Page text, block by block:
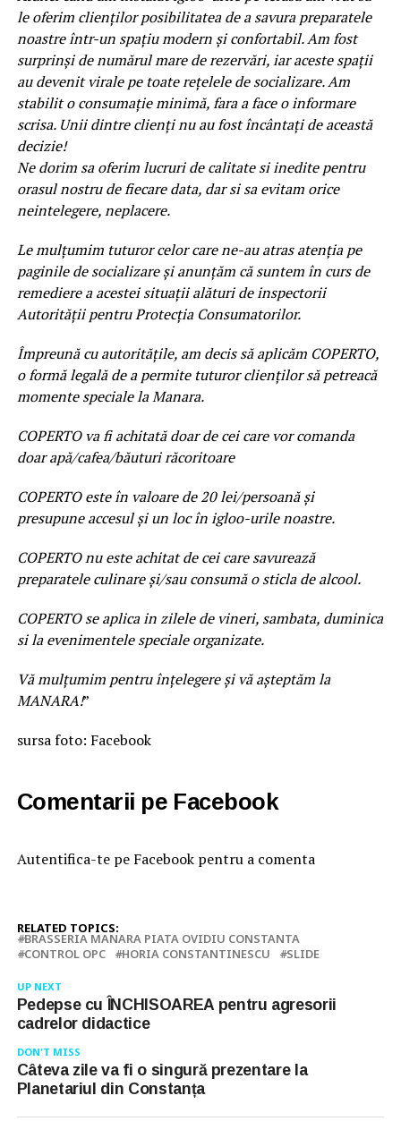
le oferim clienților posibilitatea de a savura preparatele
noastre într-un spațiu modern și confortabil. Am fost
surprinși de numărul mare de rezervări, iar aceste spații
au devenit virale pe toate rețelele de socializare. Am
stabilit o consumație minimă, fara a face o informare
scrisa. Unii dintre clienți nu au fost încântați de această
decizie!
Ne dorim sa oferim lucruri de calitate si inedite pentru
orasul nostru de fiecare data, dar si sa evitam orice
neintelegere, neplacere.
Le mulțumim tuturor celor care ne-au atras atenția pe
paginile de socializare și anunțăm că suntem în curs de
remediere a acestei situații alături de inspectorii
Autorității pentru Protecția Consumatorilor.
Împreună cu autoritățile, am decis să aplicăm COPERTO,
o formă legală de a permite tuturor clienților să petreacă
momente speciale la Manara.
COPERTO va fi achitată doar de cei care vor comanda
doar apă/cafea/băuturi răcoritoare
COPERTO este în valoare de 20 lei/persoană și
presupune accesul și un loc în igloo-urile noastre.
COPERTO nu este achitat de cei care savurează
preparatele culinare și/sau consumă o sticla de alcool.
COPERTO se aplica in zilele de vineri, sambata, duminica
si la evenimentele speciale organizate.
Vă mulțumim pentru înțelegere și vă așteptăm la
MANARA!”
sursa foto: Facebook
Comentarii pe Facebook
Autentifica-te pe Facebook pentru a comenta
RELATED TOPICS:
BRASSERIA MANARA PIATA OVIDIU CONSTANTA
CONTROL OPC
HORIA CONSTANTINESCU SLIDE
UP NEXT
Pedepse cu ÎNCHISOAREA pentru agresorii
cadrelor didactice
DON'T MISS
Câteva zile va fi o singură prezentare la
Planetariul din Constanța